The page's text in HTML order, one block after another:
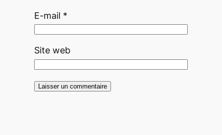
E-mail *
Site web